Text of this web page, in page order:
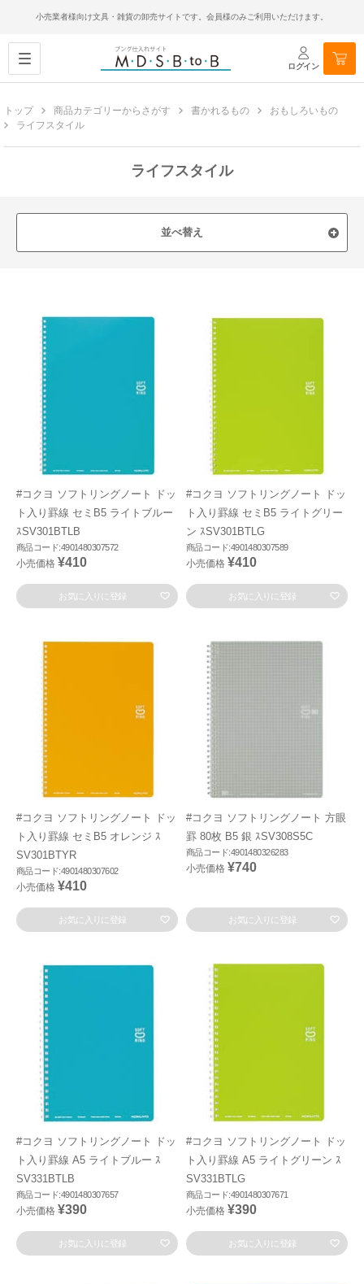
小売業者様向け文具・雑貨の卸売サイトです。会員様のみご利用いただけます。
ログイン
トップ 商品カテゴリーからさがす 書かれるもの
おもしろいもの
ライフスタイル
ライフスタイル
並べ替え
#コクヨ ソフトリングノート ドッ
ト入り罫線 セミB5 ライトブルー
ｽSV301BTLB
商品コード:4901480307572
小売価格 ¥410
お気に入りに登録
#コクヨ ソフトリングノート ドッ
ト入り罫線 セミB5 ライトグリー
ン ｽSV301BTLG
商品コード:4901480307589
小売価格 ¥410
お気に入りに登録
#コクヨ ソフトリングノート ドッ
ト入り罫線 セミB5 オレンジ ｽ
SV301BTYR
商品コード:4901480307602
小売価格 ¥410
お気に入りに登録
#コクヨ ソフトリングノート 方眼
罫 80枚 B5 銀 ｽSV308S5C
商品コード:4901480326283
小売価格 ¥740
お気に入りに登録
#コクヨ ソフトリングノート ドッ
ト入り罫線 A5 ライトブルー ｽ
SV331BTLB
商品コード:4901480307657
小売価格 ¥390
お気に入りに登録
#コクヨ ソフトリングノート ドッ
ト入り罫線 A5 ライトグリーン ｽ
SV331BTLG
商品コード:4901480307671
小売価格 ¥390
お気に入りに登録